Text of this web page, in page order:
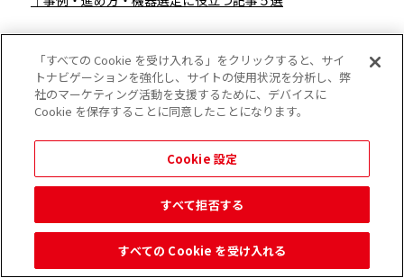
お役立ちコラム一覧を見る
記事カテゴリ一覧
「すべての Cookie を受け入れる」をクリックすると、サイ
トナビゲーションを強化し、サイトの使用状況を分析し、弊
社のマーケティング活動を支援するために、デバイスに
Cookie を保存することに同意したことになります。
Cookie 設定
すべて拒否する
すべての Cookie を受け入れる